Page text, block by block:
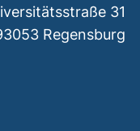
31
Regensburg